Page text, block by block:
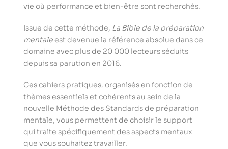
vie où performance et bien-être sont recherchés.
Issue de cette méthode, La Bible de la préparation
mentaleest devenue la référence absolue dans ce
domaine avec plus de 20 000 lecteurs séduits
depuis sa parution en 2016.
Ces cahiers pratiques, organisés en fonction de
thèmes essentiels et cohérents au sein de la
nouvelle Méthode des Standards de préparation
mentale, vous permettent de choisir le support
qui traite spécifiquement des aspects mentaux
que vous souhaitez travailler.